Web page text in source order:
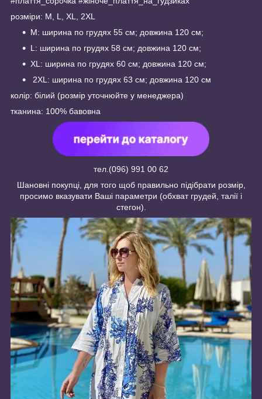
розміри: M, L, XL, 2XL
M: ширина по грудях 55 см; довжина 120 см;
L: ширина по грудях 58 см; довжина 120 см;
XL: ширина по грудях 60 см; довжина 120 см;
2XL: ширина по грудях 63 см; довжина 120 см
колір: білий (розмір уточнюйте у менеджера)
тканина: 100% бавовна
тел.(096) 991 00 62
Шановні покупці, для того щоб правильно підібрати розмір,
просимо вказувати Ваші параметри (обхват грудей, талії і
стегон).